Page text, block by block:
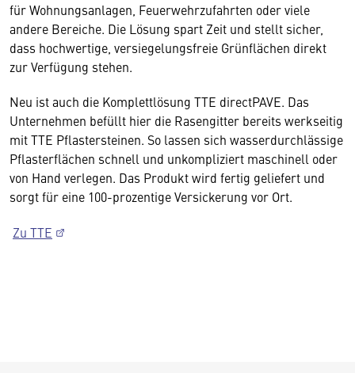
für Wohnungsanlagen, Feuerwehrzufahrten oder viele
andere Bereiche. Die Lösung spart Zeit und stellt sicher,
dass hochwertige, versiegelungsfreie Grünflächen direkt
zur Verfügung stehen.
Neu ist auch die Komplettlösung TTE directPAVE. Das
Unternehmen befüllt hier die Rasengitter bereits werkseitig
mit TTE Pflastersteinen. So lassen sich wasserdurchlässige
Pflasterflächen schnell und unkompliziert maschinell oder
von Hand verlegen. Das Produkt wird fertig geliefert und
sorgt für eine 100-prozentige Versickerung vor Ort.
Zu TTE